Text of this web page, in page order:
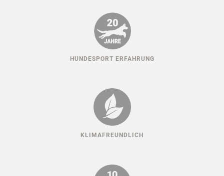
HUNDESPORT ERFAHRUNG
KLIMAFREUNDLICH